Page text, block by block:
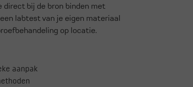
bij de bron binden met
labtest van je eigen materiaal
op locatie.
aanpak